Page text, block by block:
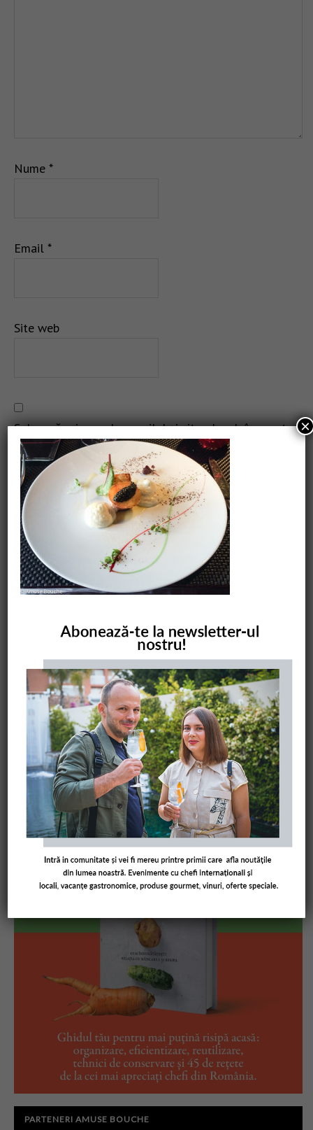
Nume *
Email *
Site web
Salvează-mi numele, emailul și site-ul web în acest
navigator pentru data viitoare când o să comentez.
CAUTARE
COMANDĂ CARTEA NOASTRĂ
PARTENERI AMUSE BOUCHE
×